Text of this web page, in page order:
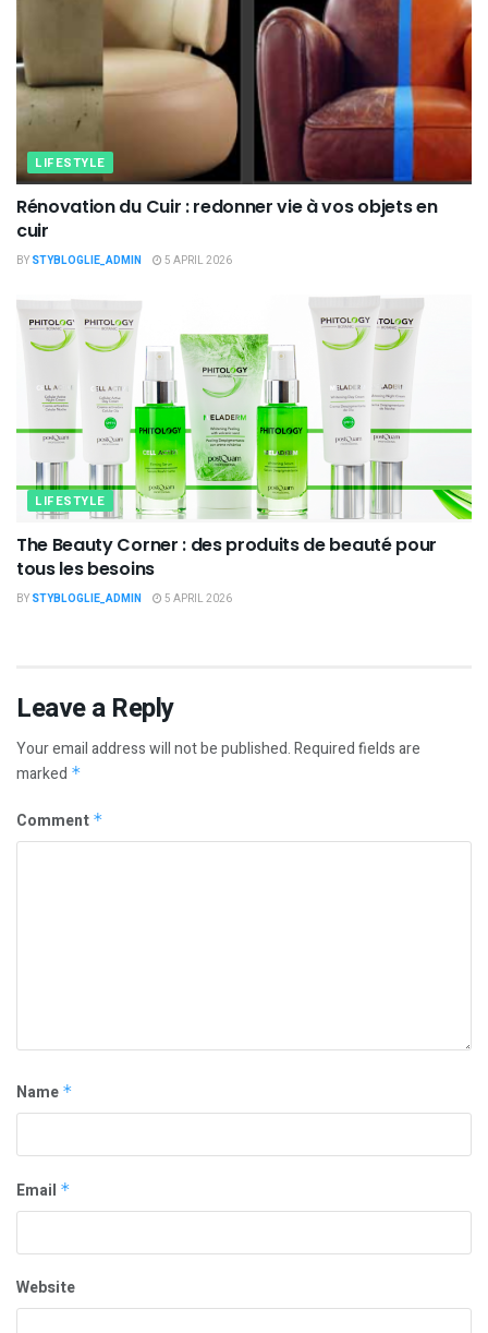
LIFESTYLE
Rénovation du Cuir : redonner vie à vos objets en
cuir
BY STYBLOGLIE_ADMIN 5 APRIL 2026
LIFESTYLE
The Beauty Corner : des produits de beauté pour
tous les besoins
BY STYBLOGLIE_ADMIN 5 APRIL 2026
Leave a Reply
Your email address will not be published.Required fields are
marked *
Comment *
Name *
Email *
Website